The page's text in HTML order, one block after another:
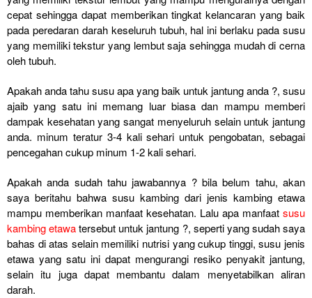
cepat sehingga dapat memberikan tingkat kelancaran yang baik
pada peredaran darah keseluruh tubuh, hal ini berlaku pada susu
yang memiliki tekstur yang lembut saja sehingga mudah di cerna
oleh tubuh.
Apakah anda tahu susu apa yang baik untuk jantung anda ?, susu
ajaib yang satu ini memang luar biasa dan mampu memberi
dampak kesehatan yang sangat menyeluruh selain untuk jantung
anda. minum teratur 3-4 kali sehari untuk pengobatan, sebagai
pencegahan cukup minum 1-2 kali sehari.
Apakah anda sudah tahu jawabannya ? bila belum tahu, akan
saya beritahu bahwa susu kambing dari jenis kambing etawa
mampu memberikan manfaat kesehatan. Lalu apa manfaat susu
kambing etawatersebut untuk jantung ?, seperti yang sudah saya
bahas di atas selain memiliki nutrisi yang cukup tinggi, susu jenis
etawa yang satu ini dapat mengurangi resiko penyakit jantung,
selain itu juga dapat membantu dalam menyetabilkan aliran
darah.